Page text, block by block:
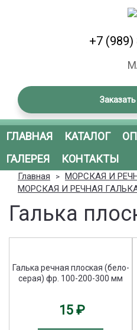
+7 (989)
ГЛАВНАЯ КАТАЛОГ
ГАЛЕРЕЯ
КОНТАКТЫ
Вы
здесь
Главная > МОРСКАЯ И
МОРСКАЯ И РЕЧНАЯ
Галька
Галька речная плоская (бело-
серая) фр. 100-200-300 мм
15 ₽